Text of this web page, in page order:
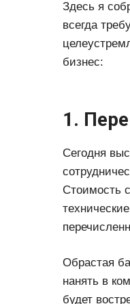
Здесь я
всегда
бизнес:
1.
Сегодня
Стоимость
Обрастая
нанять в
будет